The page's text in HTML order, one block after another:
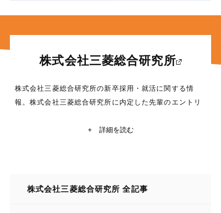
株式会社三菱総合研究所
株式会社三菱総合研究所の新卒採用・就活に関する情
報。株式会社三菱総合研究所に内定した先輩のエントリ
学生に役立つ情報満載！東京大学・京都大学在籍の現役
所在地
+ 詳細を読む
株式会社三菱総合研究所 全記事